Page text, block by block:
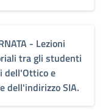
- Lezioni
tra gli studenti
dell'Ottico e
dell'indirizzo SIA.